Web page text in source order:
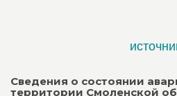
Сведения о состоянии
территории Смоленской